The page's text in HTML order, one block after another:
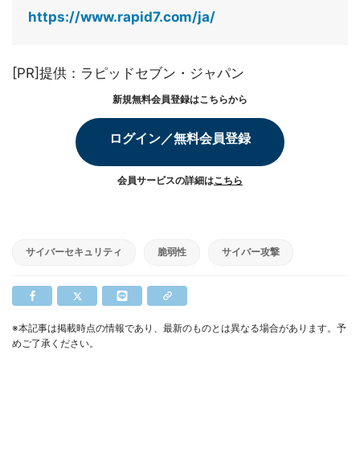
https://www.rapid7.com/ja/
[PR]提供：ラピッドセブン・ジャパン
新規無料会員登録はこちらから
ログイン／無料会員登録
会員サービスの詳細はこちら
サイバーセキュリティ 脆弱性 サイバー攻撃
※本記事は掲載時点の情報であり、最新のものとは異なる場合があります。予
めご了承ください。